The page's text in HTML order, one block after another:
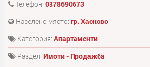
Телефон: 0878690673
Населено място: гр. Хасково
Категория: Апартаменти
Раздел: Имоти - Продажба